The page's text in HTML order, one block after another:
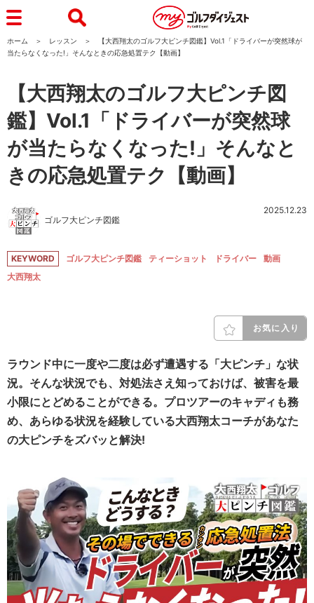
ホーム レッスン
【大西翔太のゴルフ大ピンチ図鑑】Vol.1「ドライバーが突然球が
当たらなくなった!」そんなときの応急処置テク【動画】
【大西翔太のゴルフ大ピンチ図
鑑】Vol.1「ドライバーが突然球
が当たらなくなった!」そんなと
きの応急処置テク【動画】
ゴルフ大ピンチ図鑑
2025.12.23
KEYWORD ゴルフ大ピンチ図鑑 ティーショット ドライバー
動画
大西翔太
お気に入り
ラウンド中に一度や二度は必ず遭遇する「大ピンチ」な状
況。そんな状況でも、対処法さえ知っておけば、被害を最
小限にとどめることができる。プロツアーのキャディも務
め、あらゆる状況を経験している大西翔太コーチがあなた
の大ピンチをズバッと解決!